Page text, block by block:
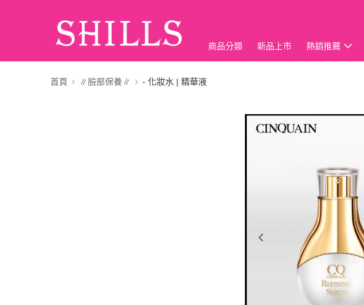
商品分類 新品上市 熱銷推薦
首頁 ∥臉部保養∥ - 化妝水 | 精華液